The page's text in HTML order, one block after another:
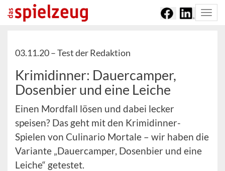
03.11.20 –Test der Redaktion
Krimidinner: Dauercamper,
Dosenbier und eine Leiche
Einen Mordfall lösen und dabei lecker
speisen? Das geht mit den Krimidinner-
Spielen von Culinario Mortale – wir haben die
Variante „Dauercamper, Dosenbier und eine
Leiche“ getestet.